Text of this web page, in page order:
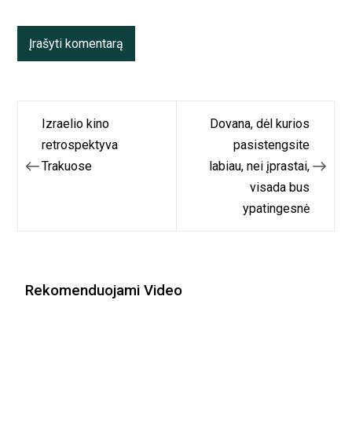
Navigacija
tarp
Izraelio kino
retrospektyva
Trakuose
Dovana, dėl kurios
pasistengsite
labiau, nei įprastai,
visada bus
ypatingesnė
Rekomenduojami Video